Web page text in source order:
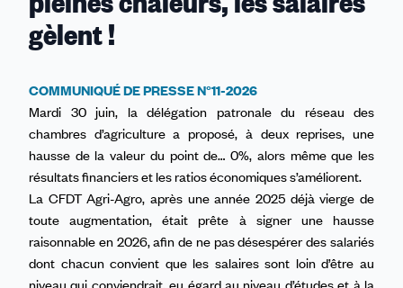
gèlent !
COMMUNIQUÉ DE PRESSE N°11-2026
Mardi 30 juin, la délégation patronale du réseau des
chambres d’agriculture a proposé, à deux reprises, une
hausse de la valeur du point de… 0%, alors même que les
résultats financiers et les ratios économiques s’améliorent.
La CFDT Agri-Agro, après une année 2025 déjà vierge de
toute augmentation, était prête à signer une hausse
raisonnable en 2026, afin de ne pas désespérer des salariés
dont chacun convient que les salaires sont loin d’être au
niveau qui conviendrait, eu égard au niveau d’études et à la